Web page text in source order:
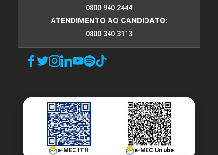
0800 940 2444
ATENDIMENTO AO CANDIDATO:
0800 340 3113
e-MEC ITH e-MEC Uniube